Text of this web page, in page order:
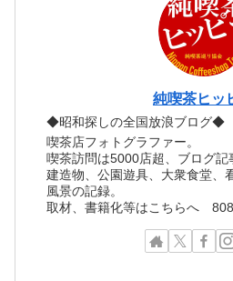
純喫茶ヒッ
◆昭和探しの全国放浪ブログ◆
喫茶店フォトグラファー。
喫茶訪問は5000店超、ブログ記
建造物、公園遊具、大衆食堂、
風景の記録。
取材、書籍化等はこちらへ